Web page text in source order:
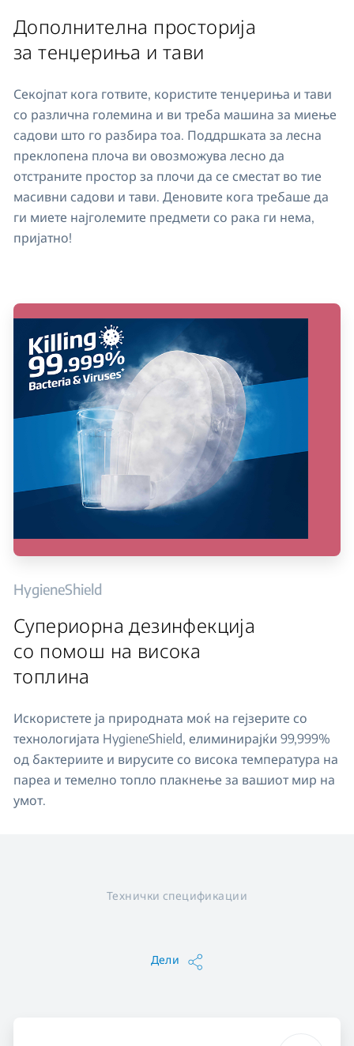
Дополнителна просторија
за тенџериња и тави
Секојпат кога готвите, користите тенџериња и тави
со различна големина и ви треба машина за миење
садови што го разбира тоа. Поддршката за лесна
преклопена плоча ви овозможува лесно да
отстраните простор за плочи да се сместат во тие
масивни садови и тави. Деновите кога требаше да
ги миете најголемите предмети со рака ги нема,
пријатно!
HygieneShield
Супериорна дезинфекција
со помош на висока
топлина
Искористете ја природната моќ на гејзерите со
технологијата HygieneShield, елиминирајќи 99,999%
од бактериите и вирусите со висока температура на
пареа и темелно топло плакнење за вашиот мир на
умот.
Технички спецификации
Дели